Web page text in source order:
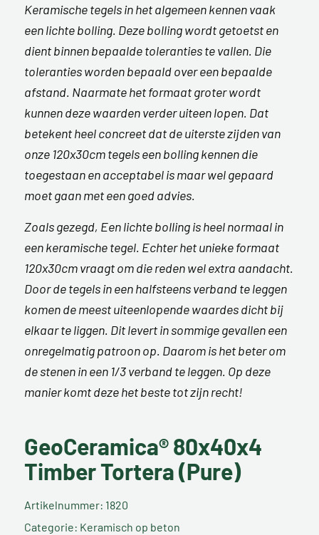
Keramische tegels in het algemeen kennen vaak
een lichte bolling. Deze bolling wordt getoetst en
dient binnen bepaalde toleranties te vallen. Die
toleranties worden bepaald over een bepaalde
afstand. Naarmate het formaat groter wordt
kunnen deze waarden verder uiteen lopen. Dat
betekent heel concreet dat de uiterste zijden van
onze 120x30cm tegels een bolling kennen die
toegestaan en acceptabel is maar wel gepaard
moet gaan met een goed advies.
Zoals gezegd, Een lichte bolling is heel normaal in
een keramische tegel. Echter het unieke formaat
120x30cm vraagt om die reden wel extra aandacht.
Door de tegels in een halfsteens verband te leggen
komen de meest uiteenlopende waardes dicht bij
elkaar te liggen. Dit levert in sommige gevallen een
onregelmatig patroon op. Daarom is het beter om
de stenen in een 1/3 verband te leggen. Op deze
manier komt deze het beste tot zijn recht!
GeoCeramica® 80x40x4
Timber Tortera (Pure)
Artikelnummer: 1820
Categorie: Keramisch op beton